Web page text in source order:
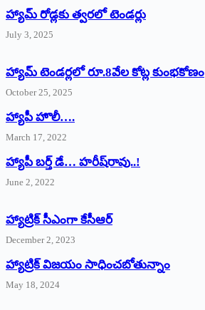
హ్యామ్‌ రోడ్లకు త్వరలో టెండర్లు
July 3, 2025
హ్యామ్‌ ‌టెండర్లలో రూ.8వేల కోట్ల కుంభకోణం
October 25, 2025
హ్యాపీ హొలీ….
March 17, 2022
హ్యాపీ బర్త్ ‌డే… హరీష్‌రావు..!
June 2, 2022
హ్యాట్రిక్‌ ‌సీఎంగా కేసీఆర్‌
December 2, 2023
హ్యాట్రిక్‌ విజయం సాధించబోతున్నాం
May 18, 2024